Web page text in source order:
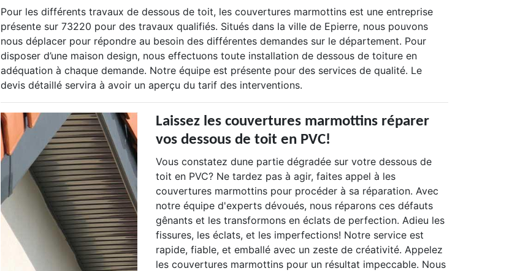
Pour les différents travaux de dessous de toit, les couvertures marmottins est une entreprise
présente sur 73220 pour des travaux qualifiés. Situés dans la ville de Epierre, nous pouvons
nous déplacer pour répondre au besoin des différentes demandes sur le département. Pour
disposer d’une maison design, nous effectuons toute installation de dessous de toiture en
adéquation à chaque demande. Notre équipe est présente pour des services de qualité. Le
devis détaillé servira à avoir un aperçu du tarif des interventions.
Laissez les couvertures marmottins réparer
vos dessous de toit en PVC!
Vous constatez dune partie dégradée sur votre dessous de
toit en PVC? Ne tardez pas à agir, faites appel à les
couvertures marmottins pour procéder à sa réparation. Avec
notre équipe d'experts dévoués, nous réparons ces défauts
gênants et les transformons en éclats de perfection. Adieu les
fissures, les éclats, et les imperfections! Notre service est
rapide, fiable, et emballé avec un zeste de créativité. Appelez
les couvertures marmottins pour un résultat impeccable. Nous